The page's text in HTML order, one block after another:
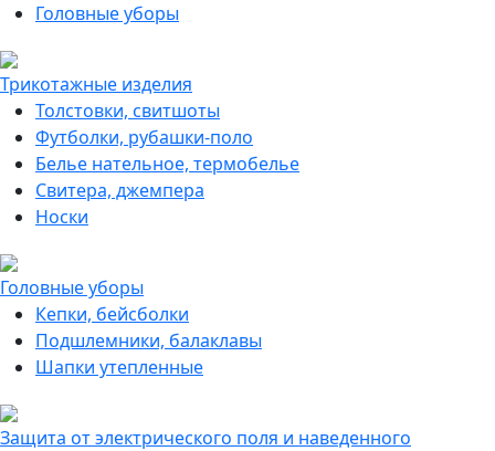
Головные уборы
Трикотажные изделия
Толстовки, свитшоты
Футболки, рубашки-поло
Белье нательное, термобелье
Свитера, джемпера
Носки
Головные уборы
Кепки, бейсболки
Подшлемники, балаклавы
Шапки утепленные
Защита от электрического поля и наведенного